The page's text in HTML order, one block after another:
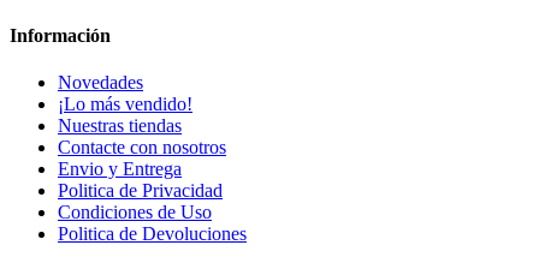
Información
Novedades
¡Lo más vendido!
Nuestras tiendas
Contacte con nosotros
Envio y Entrega
Politica de Privacidad
Condiciones de Uso
Politica de Devoluciones